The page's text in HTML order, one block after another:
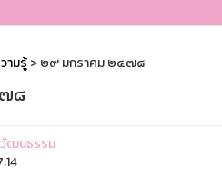
ามรู้> ๒๙ มกราคม ๒๔๗๘
๘
ฒนธรรม